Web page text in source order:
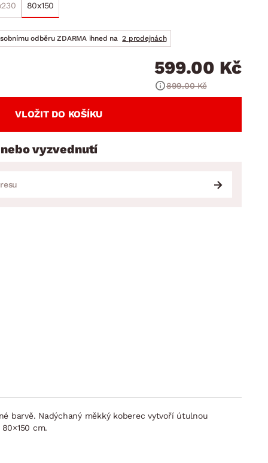
80x150
odběru ZDARMA ihned na 2 prodejnách
599.00 Kč
899.00 Kč
VLOŽIT DO KOŠÍKU
vyzvednutí
barvě. Nadýchaný měkký koberec vytvoří útulnou
cm.